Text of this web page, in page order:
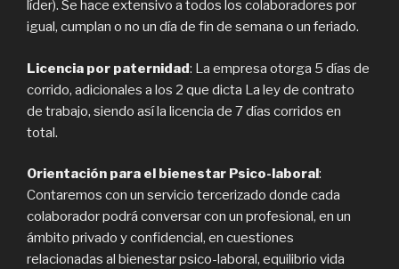
líder). Se hace extensivo a todos los colaboradores por
igual, cumplan o no un día de fin de semana o un feriado.
Licencia por paternidad: La empresa otorga 5 días de
corrido, adicionales a los 2 que dicta La ley de contrato
de trabajo, siendo así la licencia de 7 días corridos en
total.
Orientación para el bienestar Psico-laboral:
Contaremos con un servicio tercerizado donde cada
colaborador podrá conversar con un profesional, en un
ámbito privado y confidencial, en cuestiones
relacionadas al bienestar psico-laboral, equilibrio vida